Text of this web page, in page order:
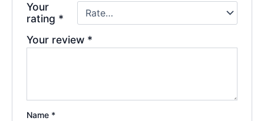
Your
rating *
Your review *
Name *